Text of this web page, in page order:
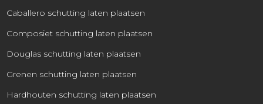
Caballero schutting laten plaatsen
Composiet schutting laten plaatsen
Douglas schutting laten plaatsen
Grenen schutting laten plaatsen
Hardhouten schutting laten plaatsen